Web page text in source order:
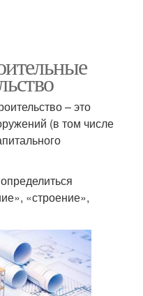
– это
(в том числе
«строение»,